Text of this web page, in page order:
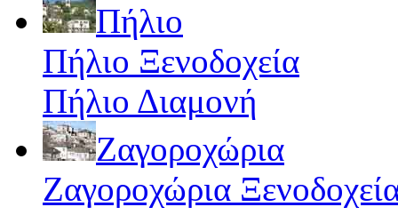
Πήλιο
Πήλιο Ξενοδοχεία
Πήλιο Διαμονή
Ζαγοροχώρια
Ζαγοροχώρια